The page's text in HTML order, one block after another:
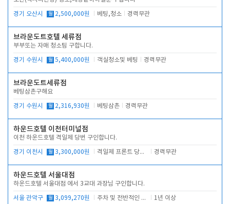
경기 오산시 월 2,500,000원 베팅,청소 경력무관
브라운도트호텔 세류점
부부또는 자매 청소팀 구합니다.
경기 수원시 월 5,400,000원 객실청소및 베팅 경력무관
브라운도트세류점
베팅삼촌구해요
경기 수원시 월 2,316,930원 베팅삼촌 경력무관
하운드호텔 이천터미널점
이천 하운드호텔 격일제 당번 구인합니다.
경기 이천시 월 3,300,000원 격일제 프론트 당번 업무로 주차 및 객실 점검 경력무관
하운드호텔 서울대점
하운드호텔 서울대점 에서 3교대 과장님 구인합니다.
서울 관악구 월 3,099,270원 주차 및 전반적인 당번업무 1년 이상